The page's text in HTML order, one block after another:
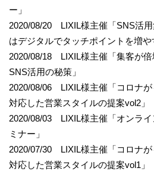
ー」
2020/08/20 LIXIL様主催「SNS活
はデジタルでタッチポイントを増や
2020/08/18 LIXIL様主催「集客が
SNS活用の秘策」
2020/08/06 LIXIL様主催「コロナ
対応した営業スタイルの提案vol2」
2020/08/03 LIXIL様主催「オンラ
ミナー」
2020/07/30 LIXIL様主催「コロナ
対応した営業スタイルの提案vol1」